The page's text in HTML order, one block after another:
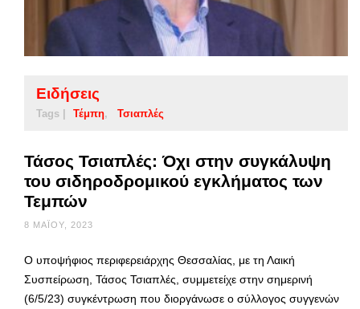
Ειδήσεις
Tags | Τέμπη Τσιαπλές
Τάσος Τσιαπλές: Όχι στην συγκάλυψη
του σιδηροδρομικού εγκλήματος των
Τεμπών
8 ΜΑΪ́ΟΥ, 2023
Ο υποψήφιος περιφερειάρχης Θεσσαλίας, με τη Λαική
Συσπείρωση, Τάσος Τσιαπλές, συμμετείχε στην σημερινή
(6/5/23) συγκέντρωση που διοργάνωσε ο σύλλογος συγγενών